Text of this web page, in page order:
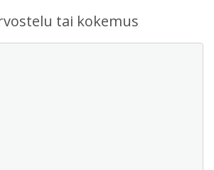
tai kokemus